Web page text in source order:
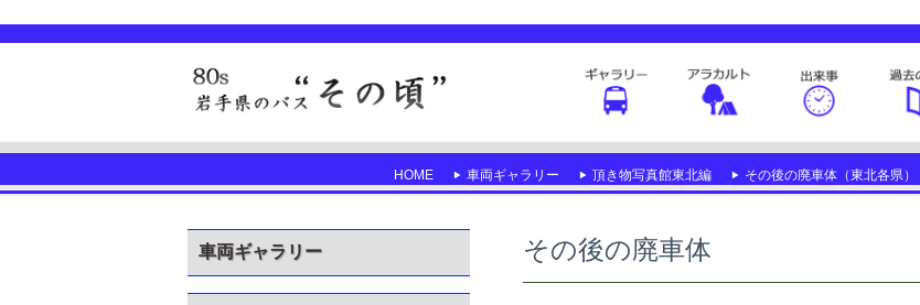
HOME 車両ギャラリー 頂き物写真館東北編 その後の廃車体（東北各県）
その後の廃車体
車両ギャラリー